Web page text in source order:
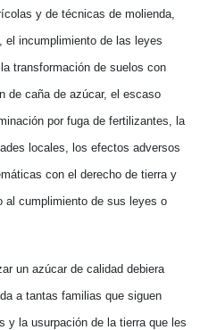
y de técnicas de molienda,
el incumplimiento de las leyes
transformación de suelos con
de caña de azúcar, el escaso
por fuga de fertilizantes, la
locales, los efectos adversos
con el derecho de tierra y
al cumplimiento de sus leyes o
un azúcar de calidad debiera
a tantas familias que siguen
y la usurpación de la tierra que les